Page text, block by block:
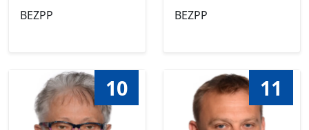
BEZPP BEZPP
10 11